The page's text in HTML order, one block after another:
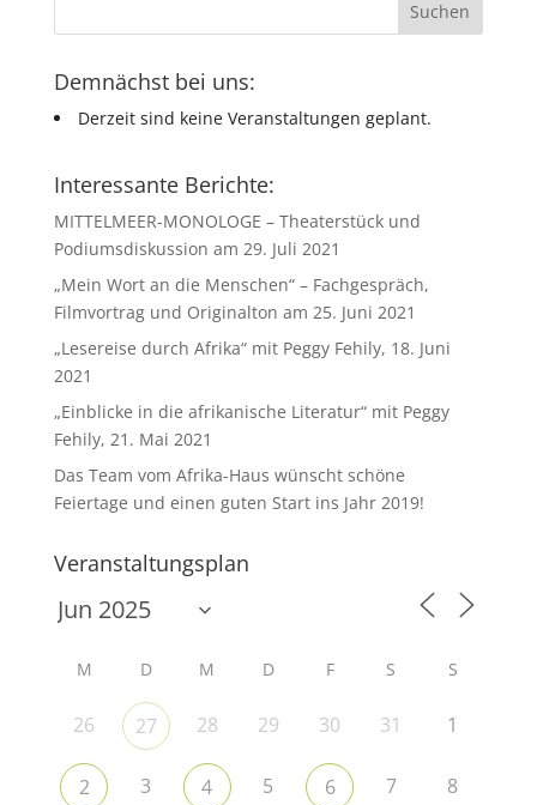
Demnächst bei uns:
Derzeit sind keine Veranstaltungen geplant.
Interessante Berichte:
MITTELMEER-MONOLOGE – Theaterstück und
Podiumsdiskussion am 29. Juli 2021
„Mein Wort an die Menschen“ – Fachgespräch,
Filmvortrag und Originalton am 25. Juni 2021
„Lesereise durch Afrika“ mit Peggy Fehily, 18. Juni
2021
„Einblicke in die afrikanische Literatur“ mit Peggy
Fehily, 21. Mai 2021
Das Team vom Afrika-Haus wünscht schöne
Feiertage und einen guten Start ins Jahr 2019!
Veranstaltungsplan
M D M D F S S
26 27 28 29 30 31 1
2 3 4 5 6 7 8